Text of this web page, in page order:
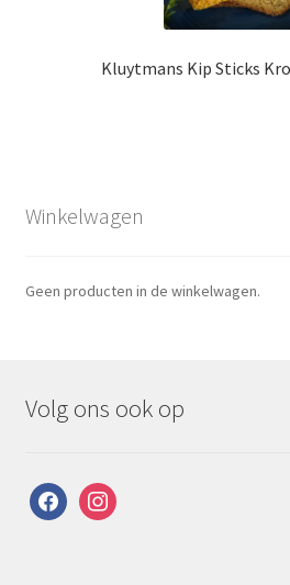
Kluytmans Kip Sticks
Winkelwagen
Geen producten in de winkelwagen.
Volg ons ook op
facebookinstagram